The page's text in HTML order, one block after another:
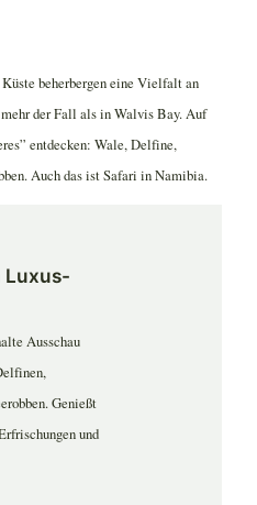
beherbergen eine Vielfalt an
der Fall als in Walvis Bay. Auf
entdecken: Wale, Delfine,
Auch das ist Safari in Namibia.
Luxus-
Ausschau
Genießt
und